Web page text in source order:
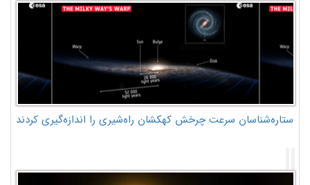
ستاره‌شناسان سرعت چرخش کهکشان راه‌شیری را اندازه‌گیری کردند